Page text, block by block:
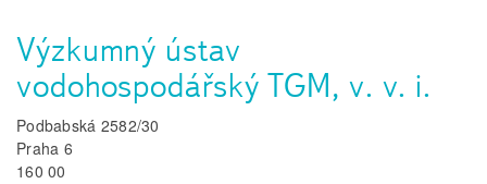
Výzkumný ústav
vodohospodářský TGM, v. v. i.
Podbabská 2582/30
Praha 6
160 00